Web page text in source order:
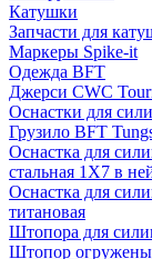
Катушки
Запчасти для
Маркеры Spike-it
Одежда BFT
Джерси CWC
Оснастки для
Грузило BFT
Оснастка для
стальная 1X7 в
Оснастка для
титановая
Штопора для
Штопор